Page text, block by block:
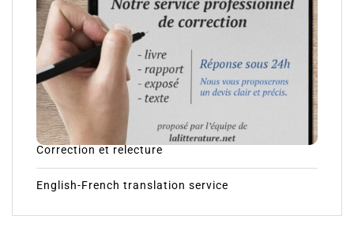
Correction et relecture
English-French translation service